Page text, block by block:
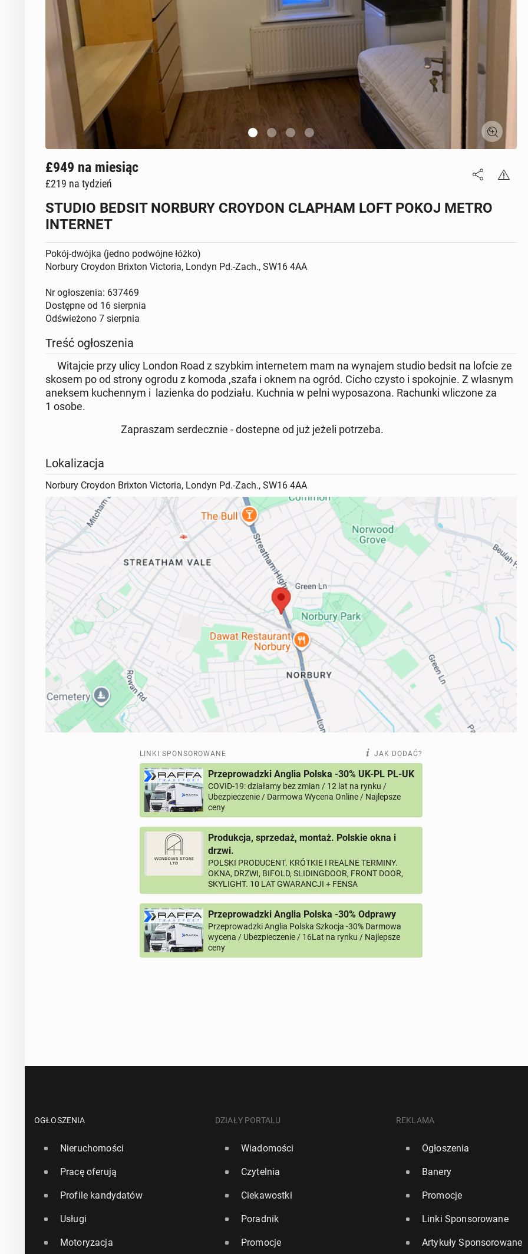
£949 na miesiąc
£219 na tydzień
STUDIO BEDSIT NORBURY CROYDON CLAPHAM LOFT POKOJ METRO
INTERNET
Pokój-dwójka (jedno podwójne łóżko)
Norbury Croydon Brixton Victoria, Londyn Pd.-Zach., SW16 4AA
Nr ogłoszenia: 637469
Dostępne od 16 sierpnia
Odświeżono7 sierpnia
Treść ogłoszenia
Witajcie przy ulicy London Road z szybkim internetem mam na wynajem studio bedsit na lofcie ze
skosem po od strony ogrodu z komoda ,szafa i oknem na ogród. Cicho czysto i spokojnie. Z wlasnym
aneksem kuchennym i lazienka do podziału. Kuchnia w pelni wyposazona. Rachunki wliczone za
1 osobe.
Zapraszam serdecznie - dostepne od już jeżeli potrzeba.
Lokalizacja
Norbury Croydon Brixton Victoria, Londyn Pd.-Zach., SW16 4AA
LINKI SPONSOROWANE JAK DODAĆ?
Przeprowadzki Anglia Polska -30% UK-PL PL-UK
COVID-19: działamy bez zmian / 12 lat na rynku /
Ubezpieczenie / Darmowa Wycena Online / Najlepsze
ceny
Produkcja, sprzedaż, montaż. Polskie okna i
drzwi.
POLSKI PRODUCENT. KRÓTKIE I REALNE TERMINY.
OKNA, DRZWI, BIFOLD, SLIDINGDOOR, FRONT DOOR,
SKYLIGHT. 10 LAT GWARANCJI + FENSA
Przeprowadzki Anglia Polska -30% Odprawy
Przeprowadzki Anglia Polska Szkocja -30% Darmowa
wycena / Ubezpieczenie / 16Lat na rynku / Najlepsze
ceny
OGŁOSZENIA
Nieruchomości
Pracę oferują
Profile kandydatów
Usługi
Motoryzacja
DZIAŁY PORTALU
Wiadomości
Czytelnia
Ciekawostki
Poradnik
Promocje
REKLAMA
Ogłoszenia
Banery
Promocje
Linki Sponsorowane
Artykuły Sponsorowane